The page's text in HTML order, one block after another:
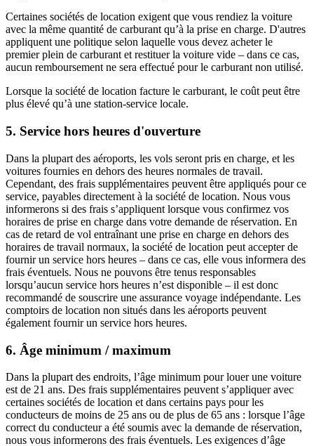
Certaines sociétés de location exigent que vous rendiez la voiture
avec la même quantité de carburant qu’à la prise en charge. D'autres
appliquent une politique selon laquelle vous devez acheter le
premier plein de carburant et restituer la voiture vide – dans ce cas,
aucun remboursement ne sera effectué pour le carburant non utilisé.
Lorsque la société de location facture le carburant, le coût peut être
plus élevé qu’à une station-service locale.
5. Service hors heures d'ouverture
Dans la plupart des aéroports, les vols seront pris en charge, et les
voitures fournies en dehors des heures normales de travail.
Cependant, des frais supplémentaires peuvent être appliqués pour ce
service, payables directement à la société de location. Nous vous
informerons si des frais s’appliquent lorsque vous confirmez vos
horaires de prise en charge dans votre demande de réservation. En
cas de retard de vol entraînant une prise en charge en dehors des
horaires de travail normaux, la société de location peut accepter de
fournir un service hors heures – dans ce cas, elle vous informera des
frais éventuels. Nous ne pouvons être tenus responsables
lorsqu’aucun service hors heures n’est disponible – il est donc
recommandé de souscrire une assurance voyage indépendante. Les
comptoirs de location non situés dans les aéroports peuvent
également fournir un service hors heures.
6. Âge minimum / maximum
Dans la plupart des endroits, l’âge minimum pour louer une voiture
est de 21 ans. Des frais supplémentaires peuvent s’appliquer avec
certaines sociétés de location et dans certains pays pour les
conducteurs de moins de 25 ans ou de plus de 65 ans : lorsque l’âge
correct du conducteur a été soumis avec la demande de réservation,
nous vous informerons des frais éventuels. Les exigences d’âge